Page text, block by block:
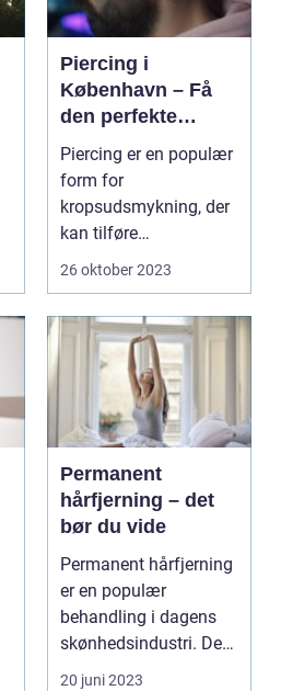
Piercing i
København – Få
den perfekte
kropsudsmykning
Piercing er en populær
form for
kropsudsmykning, der
kan tilføre
personlighed og stil til
26 oktober 2023
Permanent
hårfjerning – det
bør du vide
Permanent hårfjerning
er en populær
behandling i dagens
skønhedsindustri. De
fles...
20 juni 2023